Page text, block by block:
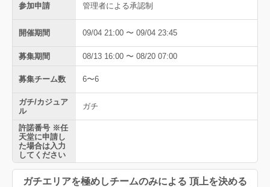
参加申請 管理者による承認制
開催期間 09/04 21:00 〜 09/04 23:45
募集期間 08/13 16:00 〜 08/20 07:00
募集チーム数 6〜6
ガチ/カジュア
ル
ガチ
許諾番号 ※任
天堂に申請し
た場合は入力
してください
ガチエリアを極めしチームのみによる 頂上を決める